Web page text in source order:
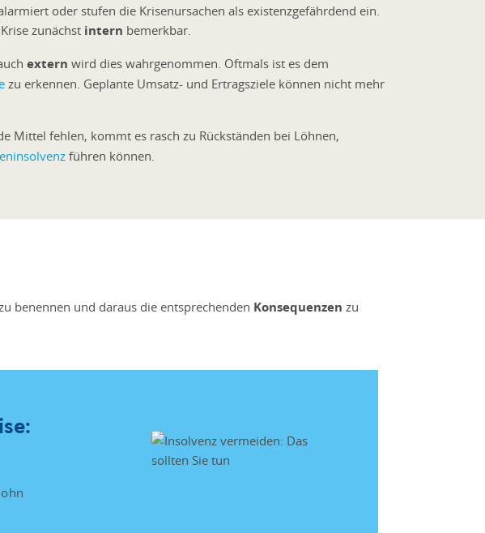
oder stufen die Krisenursachen als existenzgefährdend ein.
zunächst intern bemerkbar.
extern wird dies wahrgenommen. Oftmals ist es dem
zu erkennen. Geplante Umsatz- und Ertragsziele können nicht mehr
Mittel fehlen, kommt es rasch zu Rückständen bei Löhnen,
führen können.
benennen und daraus die entsprechenden Konsequenzen zu